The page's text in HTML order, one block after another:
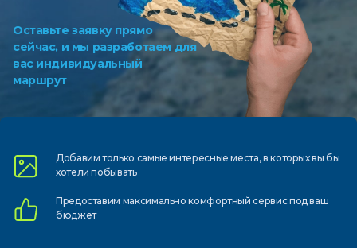
Оставьте заявку прямо
сейчас, и мы разработаем для
вас индивидуальный
маршрут
Добавим только самыеинтересные места, в которыхвы бы
хотели побывать
Предоставим максимально комфортныйсервис под ваш
бюджет